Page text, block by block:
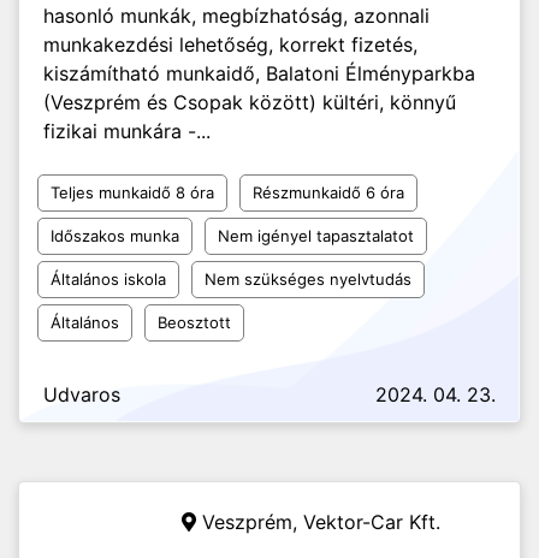
hasonló munkák, megbízhatóság, azonnali
munkakezdési lehetőség, korrekt fizetés,
kiszámítható munkaidő, Balatoni Élményparkba
(Veszprém és Csopak között) kültéri, könnyű
fizikai munkára -...
Teljes munkaidő 8 óra Részmunkaidő 6 óra
Időszakos munka Nem igényel tapasztalatot
Általános iskola Nem szükséges nyelvtudás
Általános Beosztott
Udvaros 2024. 04. 23.
Veszprém, Vektor-Car Kft.